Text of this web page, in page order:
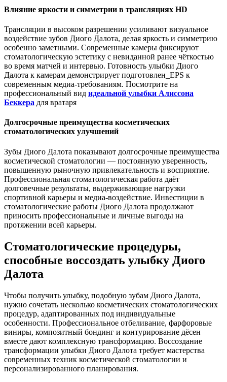
Влияние яркости и симметрии в трансляциях HD
Трансляции в высоком разрешении усиливают визуальное
воздействие зубов Диого Далота, делая яркость и симметрию
особенно заметными. Современные камеры фиксируют
стоматологическую эстетику с невиданной ранее чёткостью
во время матчей и интервью. Готовность улыбки Диого
Далота к камерам демонстрирует подготовлен_EPS к
современным медиа-требованиям. Посмотрите на
профессиональный вид идеальной улыбки Алиссона
Беккера для вратаря
Долгосрочные преимущества косметических
стоматологических улучшений
Зубы Диого Далота показывают долгосрочные преимущества
косметической стоматологии — постоянную уверенность,
повышенную рыночную привлекательность и восприятие.
Профессиональная стоматологическая работа даёт
долговечные результаты, выдерживающие нагрузки
спортивной карьеры и медиа-воздействие. Инвестиции в
стоматологические работы Диого Далота продолжают
приносить профессиональные и личные выгоды на
протяжении всей карьеры.
Стоматологические процедуры,
способные воссоздать улыбку Диого
Далота
Чтобы получить улыбку, подобную зубам Диого Далота,
нужно сочетать несколько косметических стоматологических
процедур, адаптированных под индивидуальные
особенности. Профессиональное отбеливание, фарфоровые
виниры, композитный бондинг и контурирование дёсен
вместе дают комплексную трансформацию. Воссоздание
трансформации улыбки Диого Далота требует мастерства
современных техник косметической стоматологии и
персонализированного планирования.